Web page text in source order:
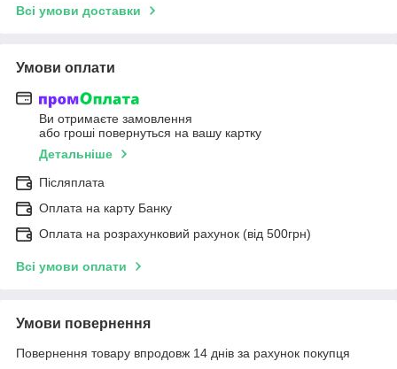
Всі умови доставки
Умови оплати
Ви отримаєте замовлення
або гроші повернуться на вашу картку
Детальніше
Післяплата
Оплата на карту Банку
Оплата на розрахунковий рахунок (від 500грн)
Всі умови оплати
Умови повернення
Повернення товару впродовж 14 днів за рахунок покупця